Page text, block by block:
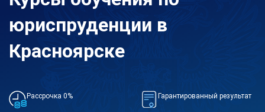
юриспруденции в
Красноярске
Рассрочка 0% Гарантированный результат